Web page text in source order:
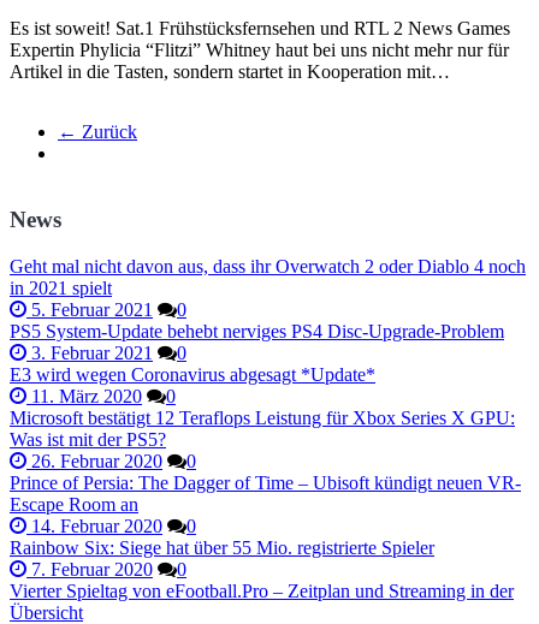
Es ist soweit! Sat.1 Frühstücksfernsehen und RTL 2 News Games
Expertin Phylicia “Flitzi” Whitney haut bei uns nicht mehr nur für
Artikel in die Tasten, sondern startet in Kooperation mit…
← Zurück
News
Geht mal nicht davon aus, dass ihr Overwatch 2 oder Diablo 4 noch
in 2021 spielt
5. Februar 2021
0
PS5 System-Update behebt nerviges PS4 Disc-Upgrade-Problem
3. Februar 2021
0
E3 wird wegen Coronavirus abgesagt *Update*
11. März 2020
0
Microsoft bestätigt 12 Teraflops Leistung für Xbox Series X GPU:
Was ist mit der PS5?
26. Februar 2020
0
Prince of Persia: The Dagger of Time – Ubisoft kündigt neuen VR-
Escape Room an
14. Februar 2020
0
Rainbow Six: Siege hat über 55 Mio. registrierte Spieler
7. Februar 2020
0
Vierter Spieltag von eFootball.Pro – Zeitplan und Streaming in der
Übersicht